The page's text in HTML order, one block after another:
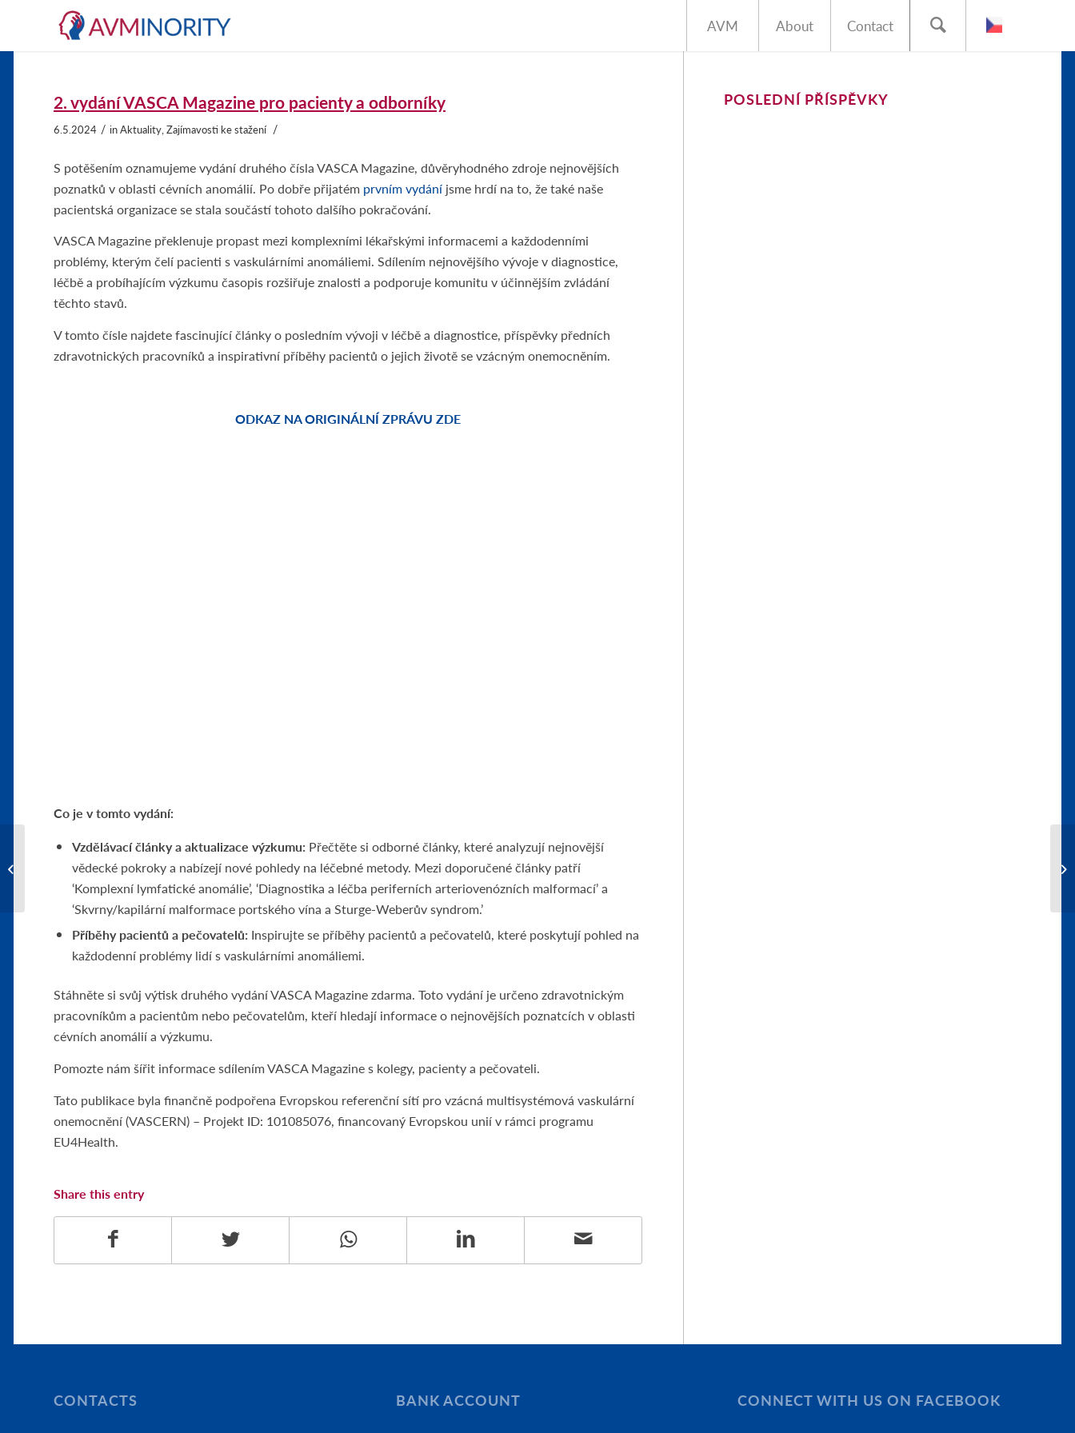
AVM About Contact
2. vydání VASCA Magazine pro pacienty a odborníky
6.5.2024 / inAktuality,Zajímavosti ke stažení /
S potěšením oznamujeme vydání druhého čísla VASCA Magazine, důvěryhodného zdroje nejnovějších
poznatků v oblasti cévních anomálií. Po dobře přijatém prvním vydání jsme hrdí na to, že také naše
pacientská organizace se stala součástí tohoto dalšího pokračování.
VASCA Magazine překlenuje propast mezi komplexními lékařskými informacemi a každodenními
problémy, kterým čelí pacienti s vaskulárními anomáliemi. Sdílením nejnovějšího vývoje v diagnostice,
léčbě a probíhajícím výzkumu časopis rozšiřuje znalosti a podporuje komunitu v účinnějším zvládání
těchto stavů.
V tomto čísle najdete fascinující články o posledním vývoji v léčbě a diagnostice, příspěvky předních
zdravotnických pracovníků a inspirativní příběhy pacientů o jejich životě se vzácným onemocněním.
ODKAZ NA ORIGINÁLNÍ ZPRÁVU ZDE
Co je v tomto vydání:
Vzdělávací články a aktualizace výzkumu: Přečtěte si odborné články, které analyzují nejnovější
vědecké pokroky a nabízejí nové pohledy na léčebné metody. Mezi doporučené články patří
‘Komplexní lymfatické anomálie’, ‘Diagnostika a léčba periferních arteriovenózních malformací’ a
‘Skvrny/kapilární malformace portského vína a Sturge-Weberův syndrom.’
Příběhy pacientů a pečovatelů: Inspirujte se příběhy pacientů a pečovatelů, které poskytují pohled na
každodenní problémy lidí s vaskulárními anomáliemi.
Stáhněte si svůj výtisk druhého vydání VASCA Magazine zdarma. Toto vydání je určeno zdravotnickým
pracovníkům a pacientům nebo pečovatelům, kteří hledají informace o nejnovějších poznatcích v oblasti
cévních anomálií a výzkumu.
Pomozte nám šířit informace sdílením VASCA Magazine s kolegy, pacienty a pečovateli.
Tato publikace byla finančně podpořena Evropskou referenční sítí pro vzácná multisystémová vaskulární
onemocnění (VASCERN) – Projekt ID: 101085076, financovaný Evropskou unií v rámci programu
EU4Health.
Share this entry
POSLEDNÍ PŘÍSPĚVKY
CONTACTS BANK ACCOUNT CONNECT WITH US ON FACEBOOK
Nemocnice ČR 2024